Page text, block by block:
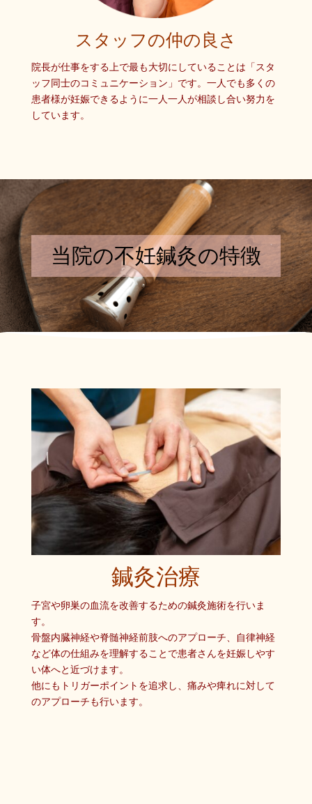
スタッフの仲の良さ
院長が仕事をする上で最も大切にしていることは「スタ
ッフ同士のコミュニケーション」です。一人でも多くの
患者様が妊娠できるように一人一人が相談し合い努力を
しています。
当院の不妊鍼灸の特徴
鍼灸治療
子宮や卵巣の血流を改善するための鍼灸施術を行いま
す。
骨盤内臓神経や脊髄神経前肢へのアプローチ、自律神経
など体の仕組みを理解することで患者さんを妊娠しやす
い体へと近づけます。
他にもトリガーポイントを追求し、痛みや痺れに対して
のアプローチも行います。